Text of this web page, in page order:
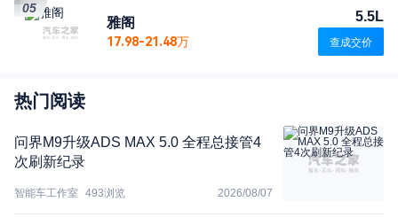
雅阁
17.98-21.48万
5.5L
查成交价
05
热门阅读
问界M9升级ADS MAX 5.0 全程总接管4
次刷新纪录
智能车工作室 493浏览 2026/08/07